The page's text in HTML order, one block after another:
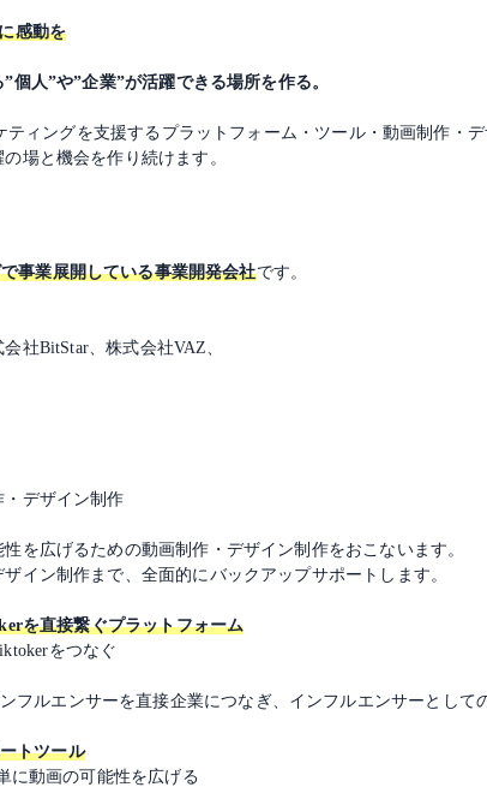
感動を
人”や”企業”が活躍できる場所を作る。
ィングを支援するプラットフォーム・ツール・動画制作・
場と機会を作り続けます。
事業展開している事業開発会社です。
社BitStar、株式会社VAZ、
デザイン制作
を広げるための動画制作・デザイン制作をおこないます。
イン制作まで、全面的にバックアップサポートします。
を直接繋ぐプラットフォーム
をつなぐ
フルエンサーを直接企業につなぎ、インフルエンサーとして
トツール
に動画の可能性を広げる